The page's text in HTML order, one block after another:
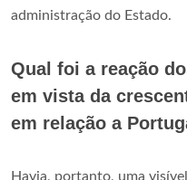
administração do Estado.
Qual foi a reação
em vista da
em relação a
Havia, portanto, uma